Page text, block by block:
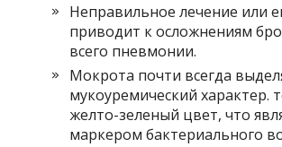
Неправильное лечение или
приводит к осложнениям
всего пневмонии.
Мокрота почти всегда
мукоуремический характер.
желто-зеленый цвет, что
маркером бактериального